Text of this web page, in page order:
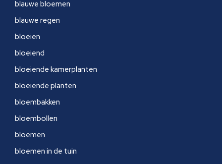
blauwe bloemen
blauwe regen
bloeien
bloeiend
bloeiende kamerplanten
bloeiende planten
bloembakken
bloembollen
bloemen
bloemen in de tuin